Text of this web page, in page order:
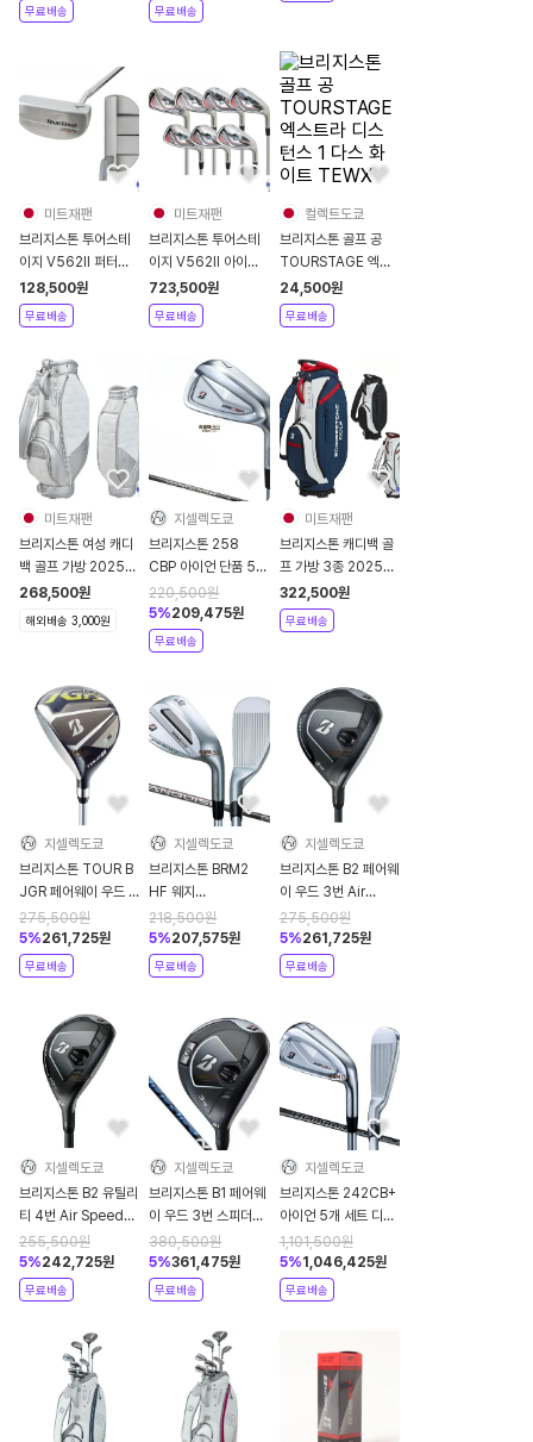
무료배송 무료배송
미트재팬
브리지스톤 투어스테
이지 V562II 퍼터
2025년
128,500원
무료배송
미트재팬
브리지스톤 투어스테
이지 V562II 아이언
세트 7개 2025년
723,500원
무료배송
컬렉트도쿄
브리지스톤 골프 공
TOURSTAGE 엑스
트라 디스턴스 1 다스
화이트 TEWX
24,500원
무료배송
미트재팬
브리지스톤 여성 캐디
백 골프 가방 2025년
CB2551
268,500원
해외배송 3,000원
지셀렉도쿄
브리지스톤 258
CBP 아이언 단품 5번
VANQUISH BS50i
2025년
220,500원
5%209,475원
무료배송
미트재팬
브리지스톤 캐디백 골
프 가방 3종 2025년
CB2524
322,500원
무료배송
지셀렉도쿄
브리지스톤 TOUR B
JGR 페어웨이 우드 5
번 좌타 TG1-5
275,500원
5%261,725원
무료배송
지셀렉도쿄
브리지스톤 BRM2
HF 웨지
VANQUISH BS50i
2023년
218,500원
5%207,575원
무료배송
지셀렉도쿄
브리지스톤 B2 페어웨
이 우드 3번 Air
Speeder BS
275,500원
5%261,725원
무료배송
지셀렉도쿄
브리지스톤 B2 유틸리
티 4번 Air Speeder
BS
255,500원
5%242,725원
무료배송
지셀렉도쿄
브리지스톤 B1 페어웨
이 우드 3번 스피더
NX60 카본 샤프트
2021년
380,500원
5%361,475원
무료배송
지셀렉도쿄
브리지스톤 242CB+
아이언 5개 세트 디아
마나 Thump iB70
1,101,500원
5%1,046,425원
무료배송